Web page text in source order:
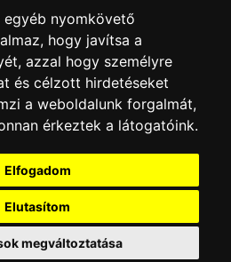
nyomkövető
hogy javítsa a
azzal hogy személyre
és célzott hirdetéseket
a weboldalunk forgalmát,
érkeztek a látogatóink.
Elfogadom
Elutasítom
megváltoztatása